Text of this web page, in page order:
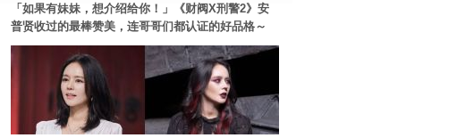
「如果有妹妹，想介绍给你！」《财阀X刑警2》安
普贤收过的最棒赞美，连哥哥们都认证的好品格～